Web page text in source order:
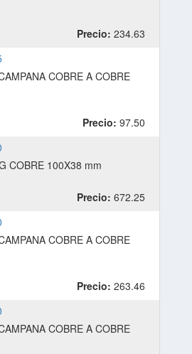
Precio: 234.63
COBRE A COBRE
Precio: 97.50
COBRE 100X38 mm
Precio: 672.25
COBRE A COBRE
Precio: 263.46
COBRE A COBRE